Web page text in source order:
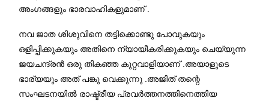
അംഗങ്ങളും ഭാരവാഹികളുമാണ് .
നവ ജാത ശിശുവിനെ തട്ടിക്കൊണ്ടു പോവുകയും
ഒളിപ്പിക്കുകയും അതിനെ ന്യായീകരിക്കുകയും ചെയ്യുന്ന
ജയചന്ദ്രൻ ഒരു തികഞ്ഞ കുറ്റവാളിയാണ് .അയാളുടെ
ഭാര്യയും അത് പങ്കു വെക്കുന്നു .അജിത് തന്റെ
സംഘടനയിൽ രാഷ്ട്രീയ പ്രവർത്തനത്തിനെത്തിയ